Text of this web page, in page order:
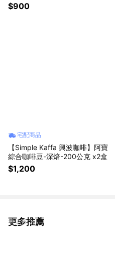
$900
宅配商品
【Simple Kaffa 興波咖啡】阿寶
綜合咖啡豆-深焙-200公克 x2盒
$1,200
更多推薦
看更多